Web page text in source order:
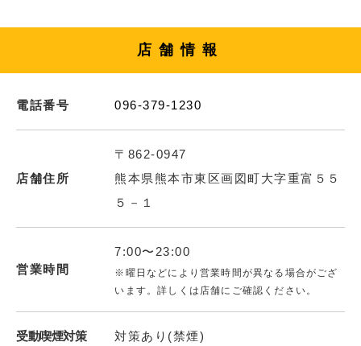
店舗情報
電話番号 096-379-1230
店舗住所
〒862-0947
熊本県熊本市東区画図町大字重富５５
５－１
営業時間
7:00〜23:00
※曜日などにより営業時間が異なる場合がござ
います。詳しくは店舗にご確認ください。
受動喫煙対策 対策あり(禁煙)